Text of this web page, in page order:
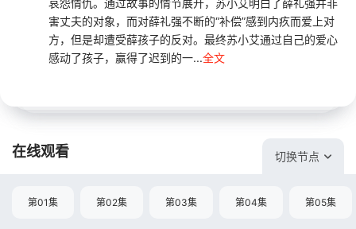
害丈夫的对象，而对薛礼强不断的“补偿”感到内疚而爱上对
方，但是却遭受薛孩子的反对。最终苏小艾通过自己的爱心
感动了孩子，赢得了迟到的一...全文
在线观看 切换节点
第01集 第02集 第03集 第04集 第05集